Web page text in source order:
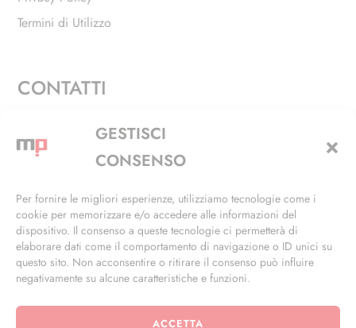
GESTISCI
CONSENSO
Per fornire le migliori esperienze, utilizziamo tecnologie come i
cookie per memorizzare e/o accedere alle informazioni del
dispositivo. Il consenso a queste tecnologie ci permetterà di
elaborare dati come il comportamento di navigazione o ID unici su
questo sito. Non acconsentire o ritirare il consenso può influire
negativamente su alcune caratteristiche e funzioni.
ACCETTA
Termini di Utilizzo
CONTATTI
Via Alfieri, 27 - Trezzano Sul Naviglio (MI)
+39 02 4846 3155
info@masterphil.it